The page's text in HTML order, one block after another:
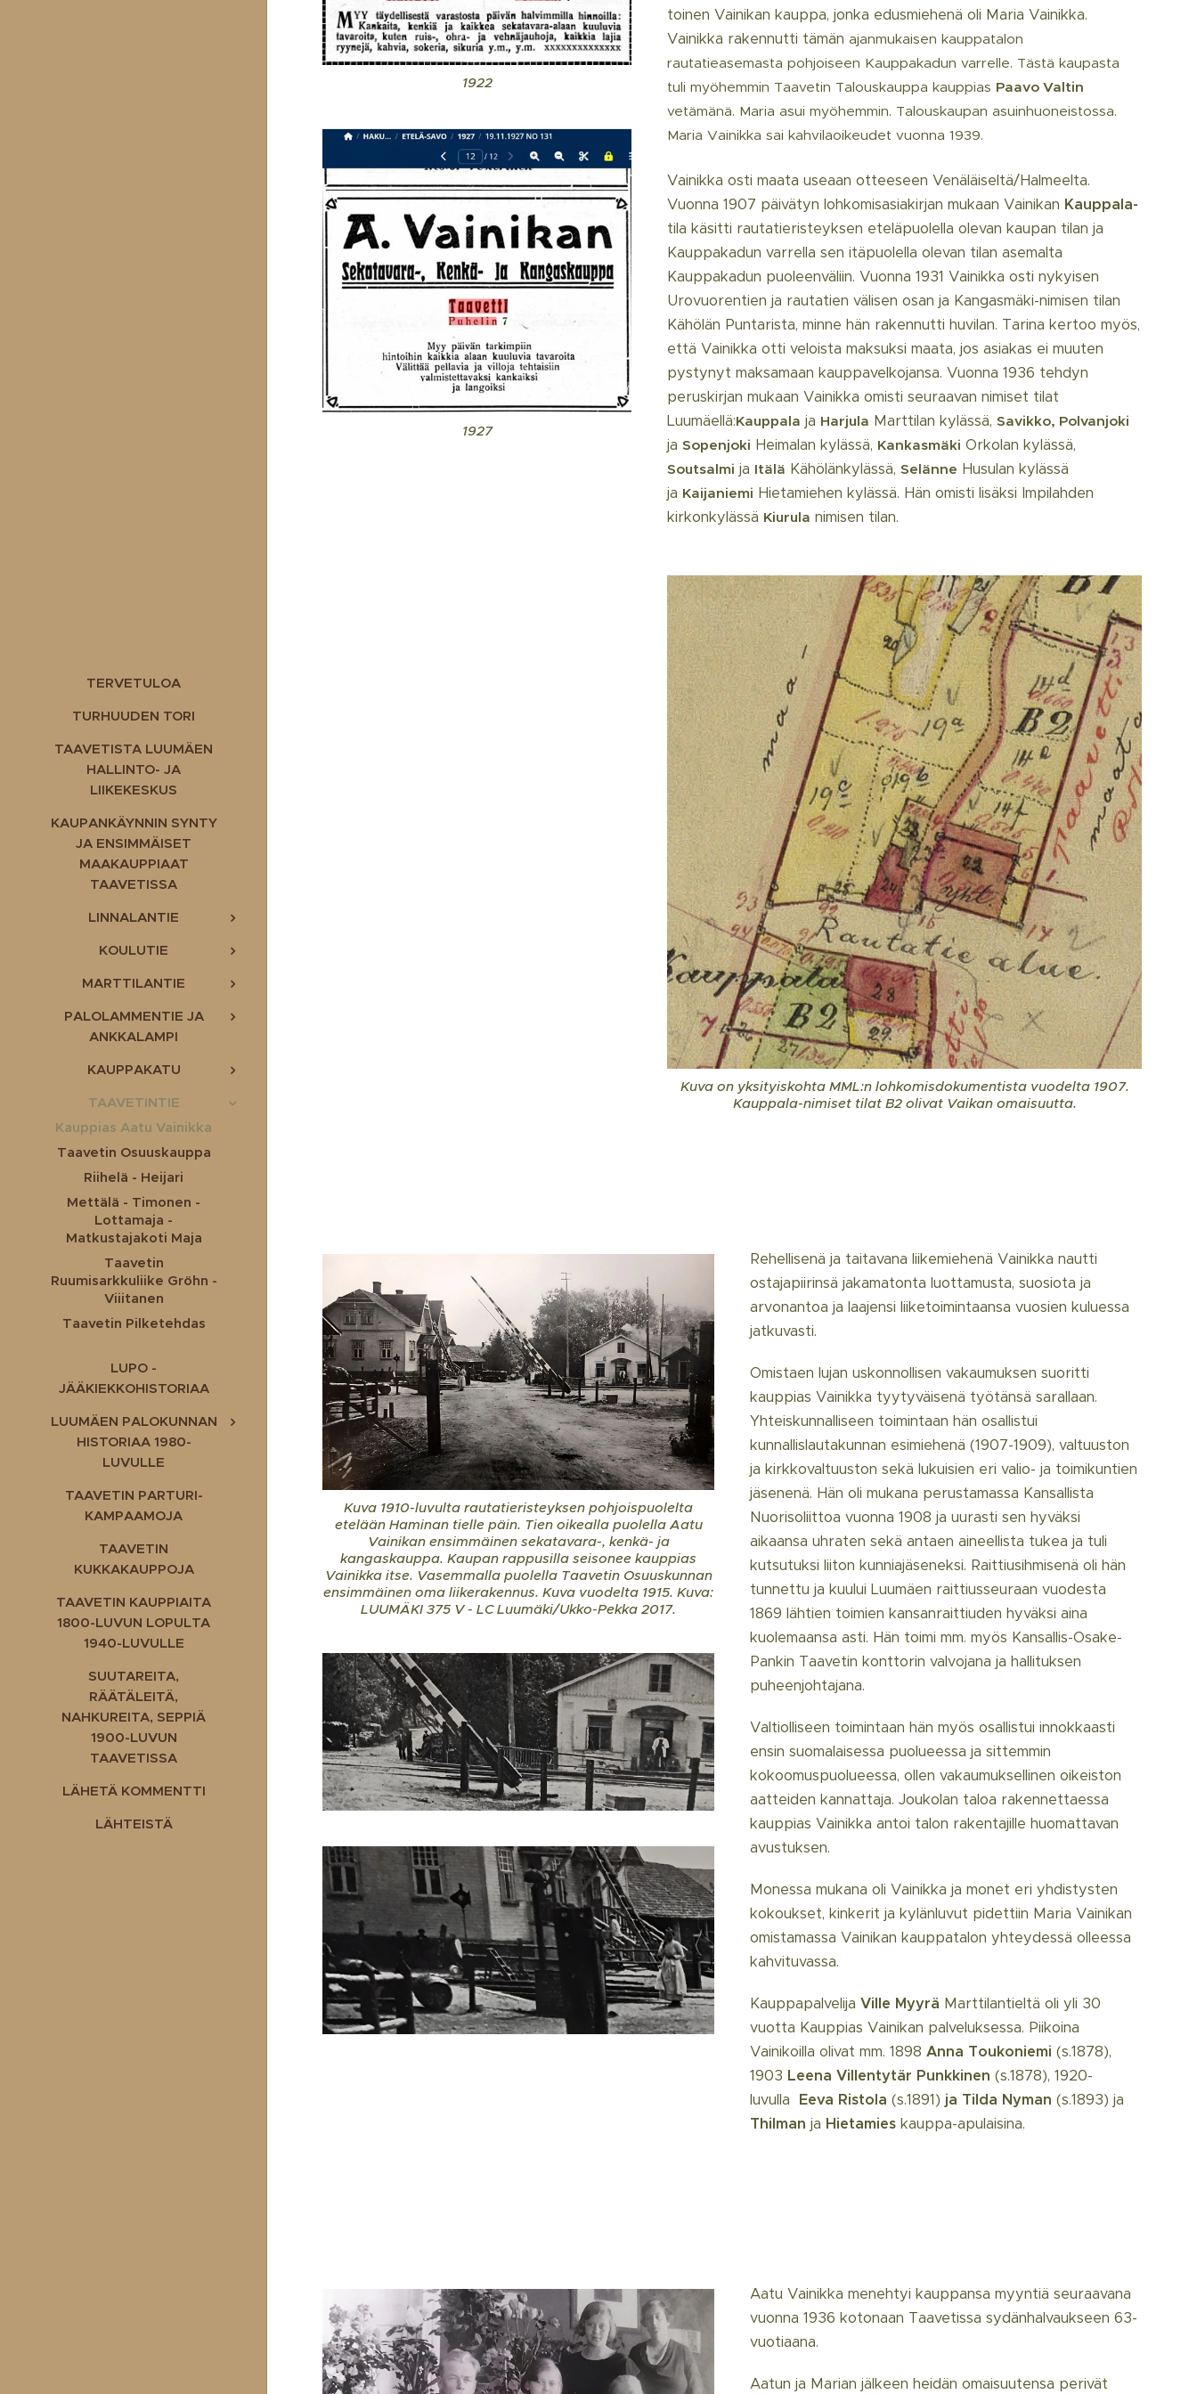
TERVETULOA
TURHUUDEN TORI
TAAVETISTA LUUMÄEN
HALLINTO- JA
LIIKEKESKUS
KAUPANKÄYNNIN SYNTY
JA ENSIMMÄISET
MAAKAUPPIAAT
TAAVETISSA
LINNALANTIE
KOULUTIE
MARTTILANTIE
PALOLAMMENTIE JA
ANKKALAMPI
KAUPPAKATU
TAAVETINTIE
Kauppias Aatu Vainikka
Taavetin Osuuskauppa
Riihelä - Heijari
Mettälä - Timonen -
Lottamaja -
Matkustajakoti Maja
Taavetin
Ruumisarkkuliike Gröhn -
Viiitanen
Taavetin Pilketehdas
LUPO -
JÄÄKIEKKOHISTORIAA
LUUMÄEN PALOKUNNAN
HISTORIAA 1980-
LUVULLE
TAAVETIN PARTURI-
KAMPAAMOJA
TAAVETIN
KUKKAKAUPPOJA
TAAVETIN KAUPPIAITA
1800-LUVUN LOPULTA
1940-LUVULLE
SUUTAREITA,
RÄÄTÄLEITÄ,
NAHKUREITA, SEPPIÄ
1900-LUVUN
TAAVETISSA
LÄHETÄ KOMMENTTI
LÄHTEISTÄ
1922
1927
toinen Vainikan kauppa, jonka edusmiehenä oli Maria Vainikka.
Vainikka rakennutti tämänajanmukaisen kauppatalon
rautatieasemasta pohjoiseen Kauppakadun varrelle. Tästä kaupasta
tuli myöhemmin Taavetin Talouskauppa kauppias Paavo Valtin
vetämänä. Maria asui myöhemmin. Talouskaupan asuinhuoneistossa.
Maria Vainikka sai kahvilaoikeudet vuonna 1939.
Vainikka osti maata useaan otteeseen Venäläiseltä/Halmeelta.
Vuonna 1907 päivätyn lohkomisasiakirjan mukaan Vainikan Kauppala-
tila käsitti rautatieristeyksen eteläpuolella olevan kaupan tilan ja
Kauppakadun varrella sen itäpuolella olevan tilan asemalta
Kauppakadun puoleenväliin. Vuonna 1931 Vainikka osti nykyisen
Urovuorentien ja rautatien välisen osan ja Kangasmäki-nimisen tilan
Kähölän Puntarista, minne hän rakennutti huvilan. Tarina kertoo myös,
että Vainikka otti veloista maksuksi maata, jos asiakas ei muuten
pystynyt maksamaan kauppavelkojansa. Vuonna 1936 tehdyn
peruskirjan mukaan Vainikka omisti seuraavan nimiset tilat
Luumäellä:Kauppala ja Harjula Marttilan kylässä,Savikko, Polvanjoki
jaSopenjoki Heimalan kylässä, Kankasmäki Orkolan kylässä,
Soutsalmi ja Itälä Kähölänkylässä,Selänne Husulan kylässä
ja Kaijaniemi Hietamiehen kylässä. Hän omisti lisäksi Impilahden
kirkonkylässä Kiurula nimisen tilan.
Kuva on yksityiskohta MML:n lohkomisdokumentista vuodelta 1907.
Kauppala-nimiset tilat B2 olivat Vaikan omaisuutta.
Kuva 1910-luvulta rautatieristeyksen pohjoispuolelta
etelään Haminan tielle päin. Tien oikealla puolella Aatu
Vainikan ensimmäinen sekatavara-, kenkä- ja
kangaskauppa. Kaupan rappusilla seisonee kauppias
Vainikka itse. Vasemmalla puolella Taavetin Osuuskunnan
ensimmäinen oma liikerakennus. Kuva vuodelta 1915. Kuva:
LUUMÄKI 375 V - LC Luumäki/Ukko-Pekka 2017.
Rehellisenä ja taitavana liikemiehenä Vainikka nautti
ostajapiirinsä jakamatonta luottamusta, suosiota ja
arvonantoa ja laajensi liiketoimintaansa vuosien kuluessa
jatkuvasti.
Omistaen lujan uskonnollisen vakaumuksen suoritti
kauppias Vainikka tyytyväisenä työtänsä sarallaan.
Yhteiskunnalliseen toimintaan hän osallistui
kunnallislautakunnan esimiehenä (1907-1909), valtuuston
ja kirkkovaltuuston sekä lukuisien eri valio- ja toimikuntien
jäsenenä. Hän oli mukana perustamassa Kansallista
Nuorisoliittoa vuonna 1908 ja uurasti sen hyväksi
aikaansa uhraten sekä antaen aineellista tukea ja tuli
kutsutuksi liiton kunniajäseneksi. Raittiusihmisenä oli hän
tunnettu ja kuului Luumäen raittiusseuraan vuodesta
1869 lähtien toimien kansanraittiuden hyväksi aina
kuolemaansa asti. Hän toimi mm. myös Kansallis-Osake-
Pankin Taavetin konttorin valvojana ja hallituksen
puheenjohtajana.
Valtiolliseen toimintaan hän myös osallistui innokkaasti
ensin suomalaisessa puolueessa ja sittemmin
kokoomuspuolueessa, ollen vakaumuksellinen oikeiston
aatteiden kannattaja. Joukolan taloa rakennettaessa
kauppias Vainikka antoi talon rakentajille huomattavan
avustuksen.
Monessa mukana oli Vainikka ja monet eri yhdistysten
kokoukset, kinkerit ja kylänluvut pidettiin Maria Vainikan
omistamassa Vainikan kauppatalon yhteydessä olleessa
kahvituvassa.
Kauppapalvelija Ville Myyrä Marttilantieltä oli yli 30
vuotta Kauppias Vainikan palveluksessa. Piikoina
Vainikoilla olivat mm. 1898 Anna Toukoniemi (s.1878),
1903 Leena Villentytär Punkkinen (s.1878), 1920-
luvulla Eeva Ristola (s.1891) ja Tilda Nyman (s.1893) ja
Thilman ja Hietamies kauppa-apulaisina.
Aatu Vainikka menehtyi kauppansa myyntiä seuraavana
vuonna 1936 kotonaan Taavetissa sydänhalvaukseen 63-
vuotiaana.
Aatun ja Marian jälkeen heidän omaisuutensa perivät